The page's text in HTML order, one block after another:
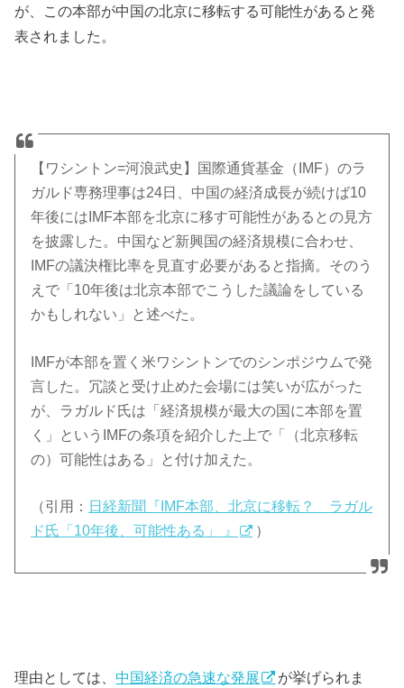
が、この本部が中国の北京に移転する可能性があると発
表されました。
【ワシントン=河浪武史】国際通貨基金（IMF）のラ
ガルド専務理事は24日、中国の経済成長が続けば10
年後にはIMF本部を北京に移す可能性があるとの見方
を披露した。中国など新興国の経済規模に合わせ、
IMFの議決権比率を見直す必要があると指摘。そのう
えで「10年後は北京本部でこうした議論をしている
かもしれない」と述べた。
IMFが本部を置く米ワシントンでのシンポジウムで発
言した。冗談と受け止めた会場には笑いが広がった
が、ラガルド氏は「経済規模が最大の国に本部を置
く」というIMFの条項を紹介した上で「（北京移転
の）可能性はある」と付け加えた。
（引用： 日経新聞『IMF本部、北京に移転？ ラガル
ド氏「10年後、可能性ある」 』
）
理由としては、中国経済の急速な発展
が挙げられま